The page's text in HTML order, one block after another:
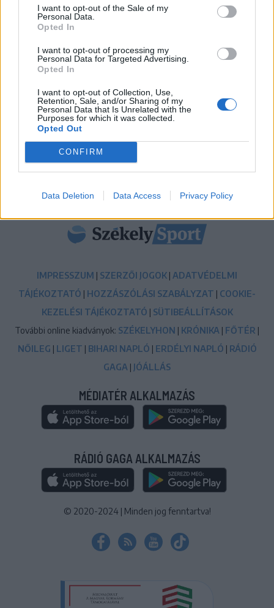
I want to opt-out of the Sale of my
Personal Data.
Opted In
I want to opt-out of processing my
Personal Data for Targeted Advertising.
Opted In
I want to opt-out of Collection, Use,
Retention, Sale, and/or Sharing of my
Personal Data that Is Unrelated with the
Purposes for which it was collected.
Opted Out
CONFIRM
Data Deletion Data Access Privacy Policy
Ligában
15:07
A Gyergyói VSK az ASA ellen folytatja a kupában
13:45
OSK csapatkapitányát
Új sportággal ismerkedhet meg Székelyudvarhely,
nemzetközi diszkgolf-versenyt rendeznek
MÉG TÖBB FRISS HÍR
IMPRESSZUM | SZERZŐI JOGOK | ADATVÉDELMI
TÁJÉKOZTATÓ | HOZZÁSZÓLÁSI SZABÁLYZAT | COOKIE-
KEZELÉSI TÁJÉKOZTATÓ | SÜTIBEÁLLÍTÁSOK
További online kiadványok: SZÉKELYHON | KRÓNIKA | FŐTÉR |
NŐILEG | LIGET | BIHARI NAPLÓ | ERDÉLYI NAPLÓ | RÁDIÓ
GAGA | JÓÁLLÁS
MÉDIATÉR ALKALMAZÁS
RÁDIÓ GAGA ALKALMAZÁS
© 2020-2024 | Minden jog fenntartva!